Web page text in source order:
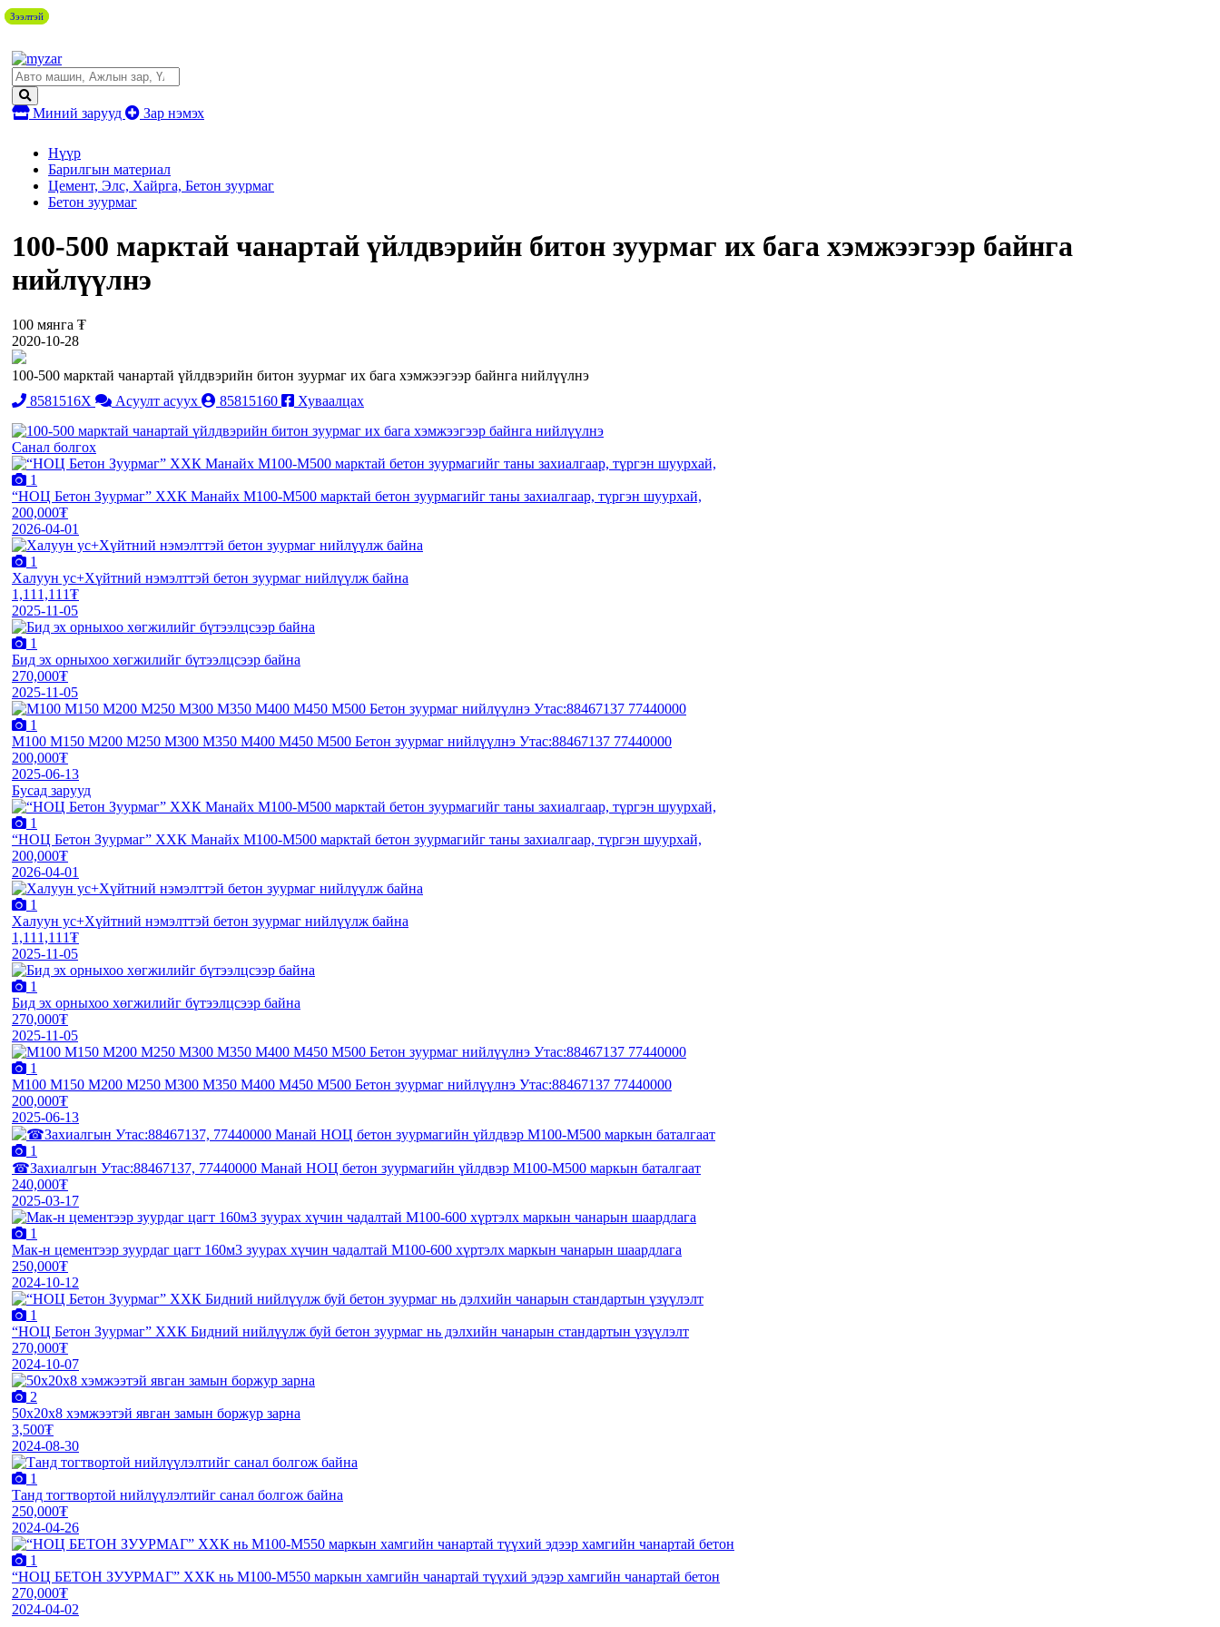
Миний зарууд Зар нэмэх
Нүүр
Барилгын материал
Цемент, Элс, Хайрга, Бетон зуурмаг
Бетон зуурмаг
100-500 марктай чанартай үйлдвэрийн битон зуурмаг их бага хэмжээгээр байнга
нийлүүлнэ
100 мянга ₮
2020-10-28
100-500 марктай чанартай үйлдвэрийн битон зуурмаг их бага хэмжээгээр байнга нийлүүлнэ
8581516X
Асуулт асуух 85815160 Хуваалцах
Санал болгох
1
“НОЦ Бетон Зуурмаг” ХХК Манайх М100-М500 марктай бетон зуурмагийг таны захиалгаар, түргэн шуурхай,
200,000₮
2026-04-01
Зээлтэй
1
Халуун ус+Хүйтний нэмэлттэй бетон зуурмаг нийлүүлж байна
1,111,111₮
2025-11-05
1
Бид эх орныхоо хөгжилийг бүтээлцсээр байна
270,000₮
2025-11-05
1
М100 М150 М200 М250 М300 М350 М400 М450 М500 Бетон зуурмаг нийлүүлнэ Утас:88467137 77440000
200,000₮
2025-06-13
Бусад зарууд
1
“НОЦ Бетон Зуурмаг” ХХК Манайх М100-М500 марктай бетон зуурмагийг таны захиалгаар, түргэн шуурхай,
200,000₮
2026-04-01
Зээлтэй
1
Халуун ус+Хүйтний нэмэлттэй бетон зуурмаг нийлүүлж байна
1,111,111₮
2025-11-05
1
Бид эх орныхоо хөгжилийг бүтээлцсээр байна
270,000₮
2025-11-05
1
М100 М150 М200 М250 М300 М350 М400 М450 М500 Бетон зуурмаг нийлүүлнэ Утас:88467137 77440000
200,000₮
2025-06-13
1
☎Захиалгын Утас:88467137, 77440000 Манай НОЦ бетон зуурмагийн үйлдвэр M100-M500 маркын баталгаат
240,000₮
2025-03-17
1
Мак-н цементээр зуурдаг цагт 160м3 зуурах хүчин чадалтай М100-600 хүртэлх маркын чанарын шаардлага
250,000₮
2024-10-12
1
“НОЦ Бетон Зуурмаг” ХХК Бидний нийлүүлж буй бетон зуурмаг нь дэлхийн чанарын стандартын үзүүлэлт
270,000₮
2024-10-07
2
50х20х8 хэмжээтэй явган замын боржур зарна
3,500₮
2024-08-30
1
Танд тогтвортой нийлүүлэлтийг санал болгож байна
250,000₮
2024-04-26
1
“НОЦ БЕТОН ЗУУРМАГ” ХХК нь М100-М550 маркын хамгийн чанартай түүхий эдээр хамгийн чанартай бетон
270,000₮
2024-04-02